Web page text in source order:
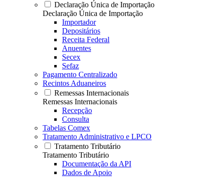
Declaração Única de Importação
Declaração Única de Importação
Importador
Depositários
Receita Federal
Anuentes
Secex
Sefaz
Pagamento Centralizado
Recintos Aduaneiros
Remessas Internacionais
Remessas Internacionais
Recepção
Consulta
Tabelas Comex
Tratamento Administrativo e LPCO
Tratamento Tributário
Tratamento Tributário
Documentação da API
Dados de Apoio